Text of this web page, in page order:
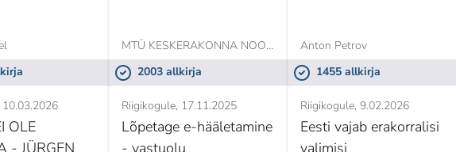
MTÜ KESKERAKONNA NOORTEKOGU,
Georg Villenberg
2003 allkirja
Anton Petrov
1455 allkirja
10.03.2026
OLE
- JÜRGEN
Riigikogule 17.11.2025
Lõpetage e-hääletamine
- vastuolu
Riigikogule 9.02.2026
Eesti vajab erakorralisi
valimisi